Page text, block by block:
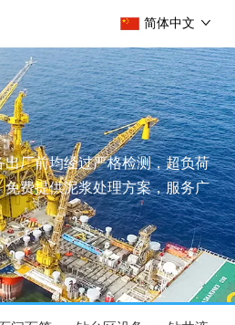
简体中文
厂前均经过严格检测，超负荷
费提供泥浆处理方案，服务广